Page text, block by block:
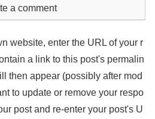
a comment
website, enter the URL of your r
a link to this post's permalin
then appear (possibly after mod
to update or remove your respo
post and re-enter your post's U